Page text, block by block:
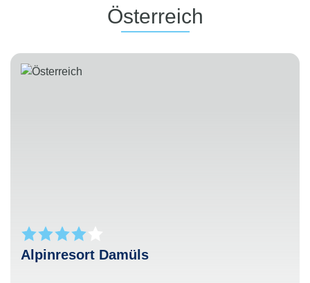
Österreich
Alpinresort Damüls